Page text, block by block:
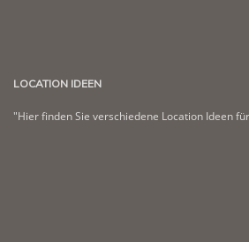
LOCATION IDEEN
"Hier finden Sie verschiedene Location Ideen